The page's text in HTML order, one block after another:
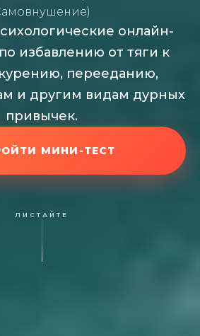
онлайн-
избавлению от тяги к
перееданию,
и другим видам дурных
привычек.
МИНИ-ТЕСТ
ЛИСТАЙТЕ